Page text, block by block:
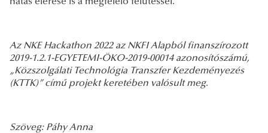
Az NKE Hackathon 2022 az NKFI Alapból finanszírozott
2019-1.2.1-EGYETEMI-ÖKO-2019-00014 azonosítószámú,
„Közszolgálati Technológia Transzfer Kezdeményezés
(KTTK)” című projekt keretében valósult meg.
Szöveg: Páhy Anna